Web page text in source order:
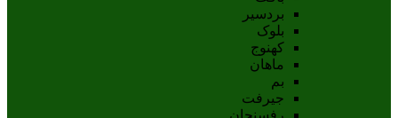
بردسیر
بلوک
کهنوج
ماهان
بم
جيرفت
رفسنجان